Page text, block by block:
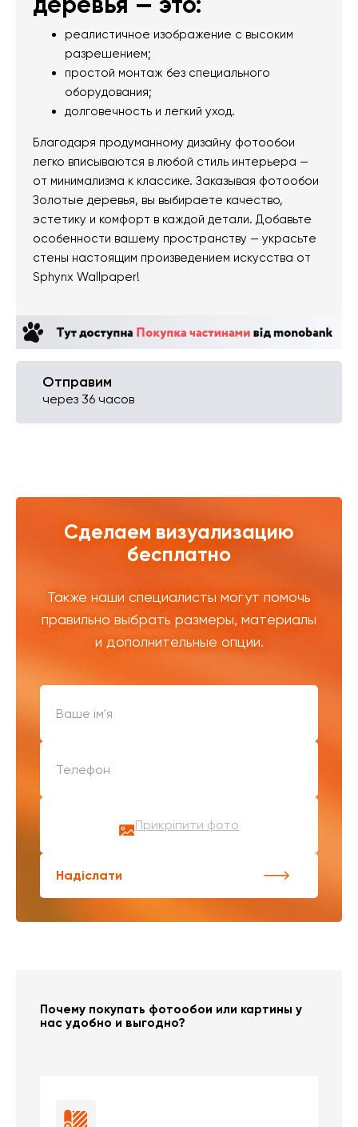
реалистичное изображение с высоким
разрешением;
простой монтаж без специального
оборудования;
долговечность и легкий уход.
Благодаря продуманному дизайну фотообои
легко вписываются в любой стиль интерьера —
от минимализма к классике. Заказывая фотообои
Золотые деревья, вы выбираете качество,
эстетику и комфорт в каждой детали. Добавьте
особенности вашему пространству — украсьте
стены настоящим произведением искусства от
Sphynx Wallpaper!
Отправим
через 36 часов
Сделаем визуализацию
бесплатно
Также наши специалисты могут помочь
правильно выбрать размеры, материалы
и дополнительные опции.
Прикріпити фото
Надіслати
Почему покупать фотообои или картины у
нас удобно и выгодно?